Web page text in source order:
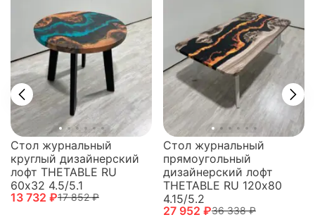
Стол журнальный
круглый дизайнерский
лофт THETABLE RU
60х32 4.5/5.1
13 732 ₽17 852 ₽
Стол журнальный
прямоугольный
дизайнерский лофт
THETABLE RU 120х80
4.15/5.2
27 952 ₽36 338 ₽